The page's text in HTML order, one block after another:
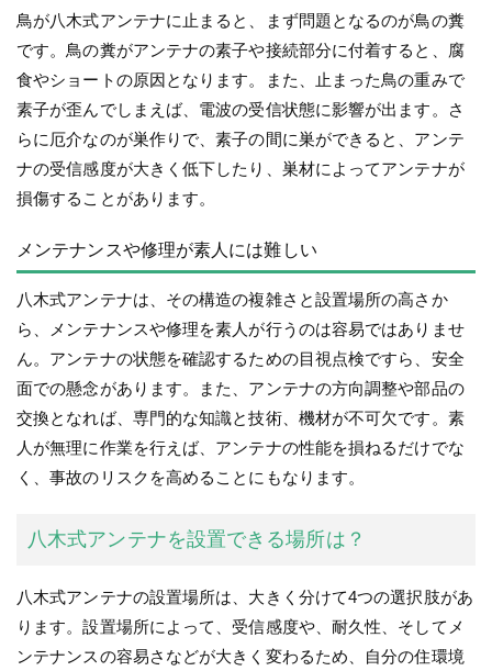
鳥が八木式アンテナに止まると、まず問題となるのが鳥の糞
です。鳥の糞がアンテナの素子や接続部分に付着すると、腐
食やショートの原因となります。また、止まった鳥の重みで
素子が歪んでしまえば、電波の受信状態に影響が出ます。さ
らに厄介なのが巣作りで、素子の間に巣ができると、アンテ
ナの受信感度が大きく低下したり、巣材によってアンテナが
損傷することがあります。
メンテナンスや修理が素人には難しい
八木式アンテナは、その構造の複雑さと設置場所の高さか
ら、メンテナンスや修理を素人が行うのは容易ではありませ
ん。アンテナの状態を確認するための目視点検ですら、安全
面での懸念があります。また、アンテナの方向調整や部品の
交換となれば、専門的な知識と技術、機材が不可欠です。素
人が無理に作業を行えば、アンテナの性能を損ねるだけでな
く、事故のリスクを高めることにもなります。
八木式アンテナを設置できる場所は？
八木式アンテナの設置場所は、大きく分けて4つの選択肢があ
ります。設置場所によって、受信感度や、耐久性、そしてメ
ンテナンスの容易さなどが大きく変わるため、自分の住環境